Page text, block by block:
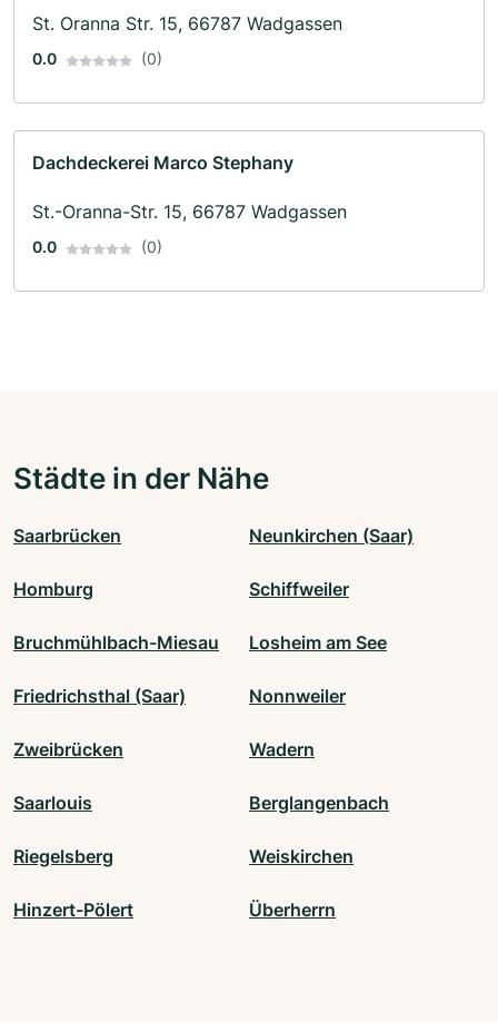
St. Oranna Str. 15, 66787 Wadgassen
0.0 (0)
Dachdeckerei Marco Stephany
St.-Oranna-Str. 15, 66787 Wadgassen
0.0 (0)
Städte in der Nähe
Saarbrücken Neunkirchen (Saar)
Homburg Schiffweiler
Bruchmühlbach-Miesau Losheim am See
Friedrichsthal (Saar) Nonnweiler
Zweibrücken Wadern
Saarlouis Berglangenbach
Riegelsberg Weiskirchen
Hinzert-Pölert Überherrn